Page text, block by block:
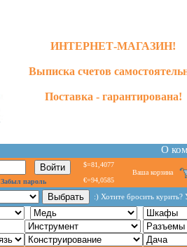
ИНТЕРНЕТ-МАГАЗИН!
Выписка счетов
Поставка - гарантирована!
О
Забыл пароль
$=81,4077
€=94,0585
Ваша корзина
:) Хотите бросить курить?